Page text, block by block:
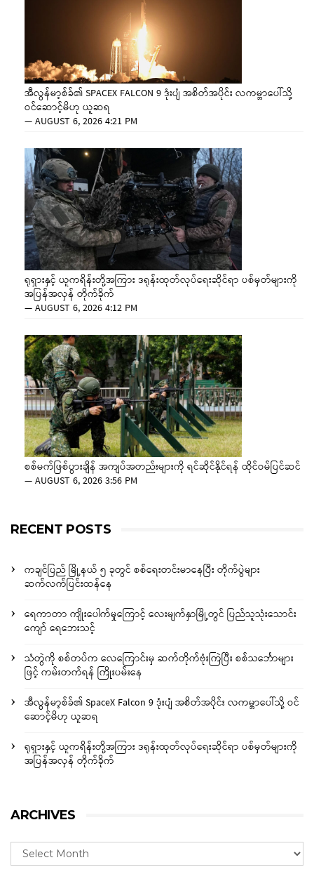
အီလွန်မာ့စ်ခ်၏ SPACEX FALCON 9 ဒုံးပျံ အစိတ်အပိုင်း လကမ္ဘာပေါ်သို့
ဝင်ဆောင့်မိဟု ယူဆရ
—AUGUST 6, 2026 4:21 PM
ရုရှားနှင့် ယူကရိန်းတို့အကြား ဒရုန်းထုတ်လုပ်ရေးဆိုင်ရာ ပစ်မှတ်များကို
အပြန်အလှန် တိုက်ခိုက်
—AUGUST 6, 2026 4:12 PM
စစ်မက်ဖြစ်ပွားချိန် အကျပ်အတည်းများကို ရင်ဆိုင်နိုင်ရန် ထိုင်ဝမ်ပြင်ဆင်
—AUGUST 6, 2026 3:56 PM
RECENT POSTS
ကချင်ပြည် မြို့နယ် ၅ ခုတွင် စစ်ရေးတင်းမာနေပြီး တိုက်ပွဲများ
ဆက်လက်ပြင်းထန်နေ
ရေကာတာ ကျိုးပေါက်မှုကြောင့် လေးမျက်နှာမြို့တွင် ပြည်သူသုံးသောင်း
ကျော် ရေဘေးသင့်
သံတွဲကို စစ်တပ်က လေကြောင်းမှ ဆက်တိုက်ဗုံးကြဲပြီး စစ်သင်္ဘောများ
ဖြင့် ကမ်းတက်ရန် ကြိုးပမ်းနေ
အီလွန်မာ့စ်ခ်၏ SpaceX Falcon 9 ဒုံးပျံ အစိတ်အပိုင်း လကမ္ဘာပေါ်သို့ ဝင်
ဆောင့်မိဟု ယူဆရ
ရုရှားနှင့် ယူကရိန်းတို့အကြား ဒရုန်းထုတ်လုပ်ရေးဆိုင်ရာ ပစ်မှတ်များကို
အပြန်အလှန် တိုက်ခိုက်
ARCHIVES